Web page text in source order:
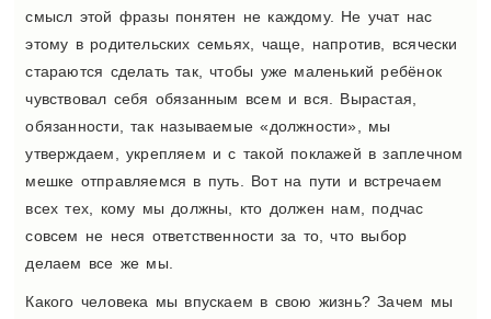
смысл этой фразы понятен не каждому. Не учат нас
этому в родительских семьях, чаще, напротив, всячески
стараются сделать так, чтобы уже маленький ребёнок
чувствовал себя обязанным всем и вся. Вырастая,
обязанности, так называемые «должности», мы
утверждаем, укрепляем и с такой поклажей в заплечном
мешке отправляемся в путь. Вот на пути и встречаем
всех тех, кому мы должны, кто должен нам, подчас
совсем не неся ответственности за то, что выбор
делаем все же мы.
Какого человека мы впускаем в свою жизнь? Зачем мы